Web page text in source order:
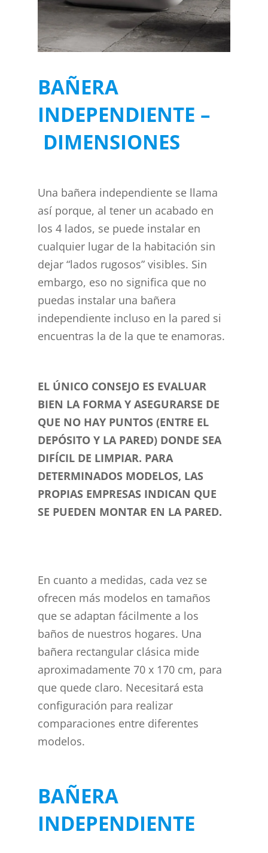
BAÑERA
INDEPENDIENTE –
DIMENSIONES
Una bañera independiente se llama
así porque, al tener un acabado en
los 4 lados, se puede instalar en
cualquier lugar de la habitación sin
dejar “lados rugosos” visibles. Sin
embargo, eso no significa que no
puedas instalar una bañera
independiente incluso en la pared si
encuentras la de la que te enamoras.
EL ÚNICO CONSEJO ES EVALUAR
BIEN LA FORMA Y ASEGURARSE DE
QUE NO HAY PUNTOS (ENTRE EL
DEPÓSITO Y LA PARED) DONDE SEA
DIFÍCIL DE LIMPIAR. PARA
DETERMINADOS MODELOS, LAS
PROPIAS EMPRESAS INDICAN QUE
SE PUEDEN MONTAR EN LA PARED.
En cuanto a medidas, cada vez se
ofrecen más modelos en tamaños
que se adaptan fácilmente a los
baños de nuestros hogares. Una
bañera rectangular clásica mide
aproximadamente 70 x 170 cm, para
que quede claro. Necesitará esta
configuración para realizar
comparaciones entre diferentes
modelos.
BAÑERA
INDEPENDIENTE